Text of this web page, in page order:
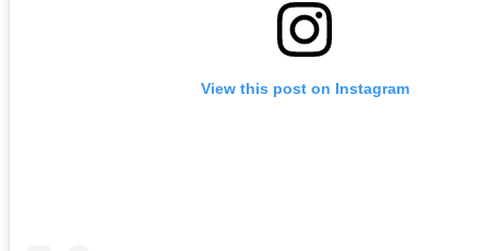
View this post on Instagram